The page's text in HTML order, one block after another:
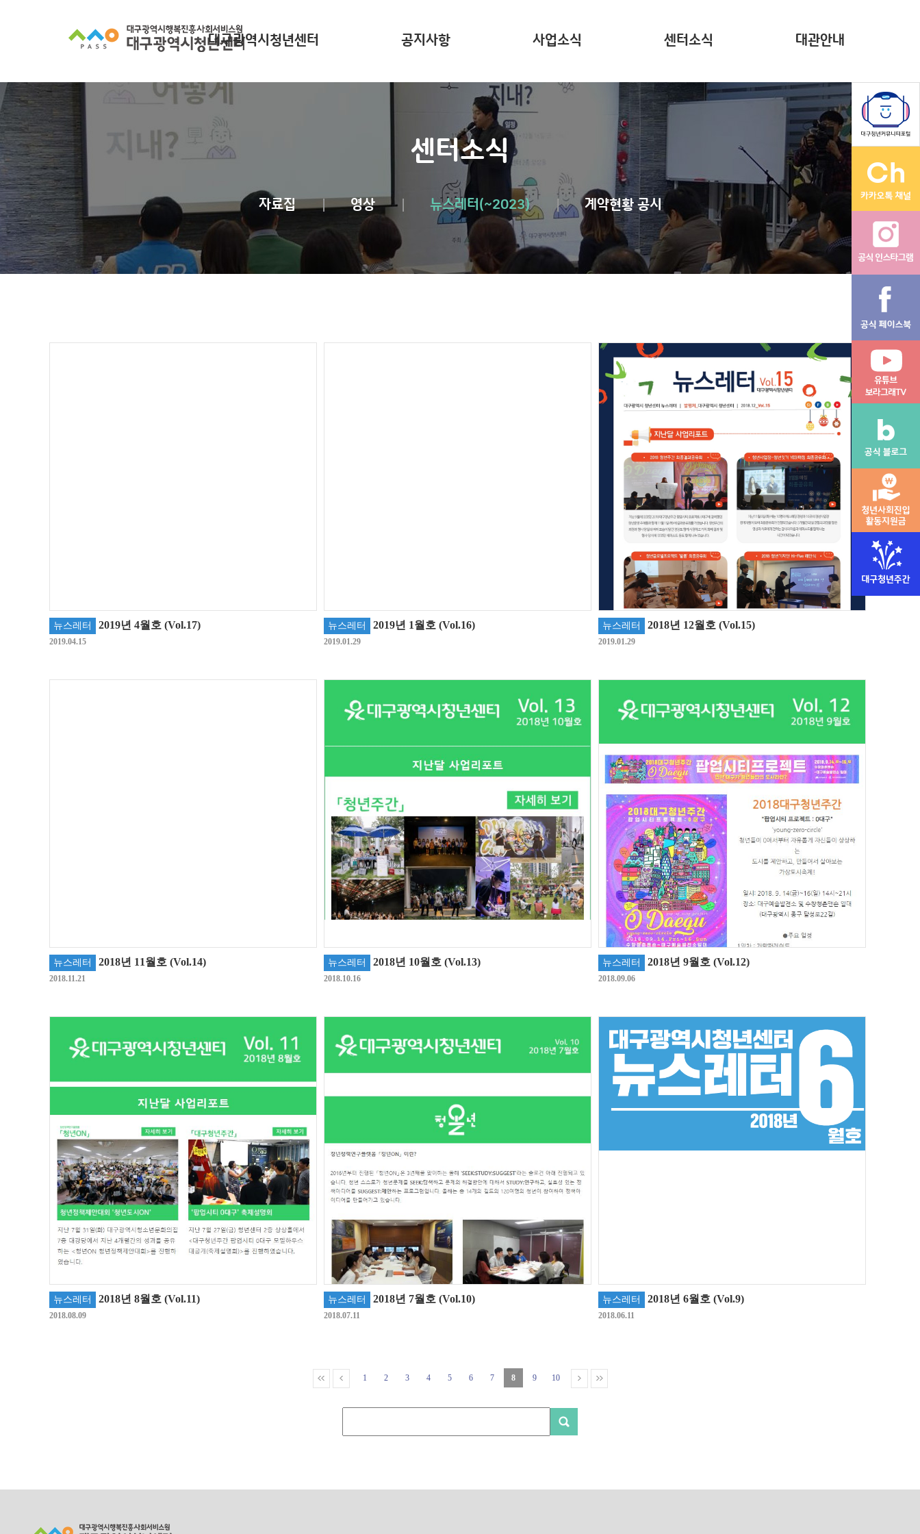
대구광역시청년센터
대구광역시청년센터는?
공지사항 사업소식
주요 사업소개
사업리포트
센터소식
뉴스레터(~2023)
계약현황 공시
대관안내
활동그래
다온나그래
센터소식
자료집 영상 뉴스레터(~2023) 계약현황 공시
뉴스레터 2019년 4월호 (Vol.17)
2019.04.15
뉴스레터 2019년 1월호 (Vol.16)
2019.01.29
뉴스레터 2018년 12월호 (Vol.15)
2019.01.29
뉴스레터 2018년 11월호 (Vol.14)
2018.11.21
뉴스레터 2018년 10월호 (Vol.13)
2018.10.16
뉴스레터 2018년 9월호 (Vol.12)
2018.09.06
뉴스레터 2018년 8월호 (Vol.11)
2018.08.09
뉴스레터 2018년 7월호 (Vol.10)
2018.07.11
뉴스레터 2018년 6월호 (Vol.9)
2018.06.11
1 2 3 4 5 6 7 8 9 10